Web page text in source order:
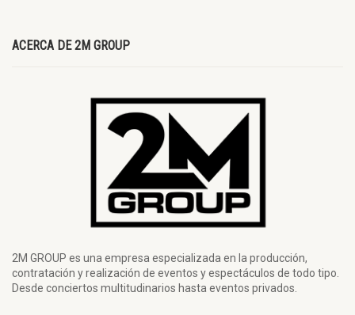
ACERCA DE 2M GROUP
2M GROUP es una empresa especializada en la producción,
contratación y realización de eventos y espectáculos de todo tipo.
Desde conciertos multitudinarios hasta eventos privados.